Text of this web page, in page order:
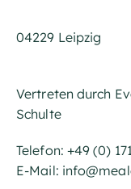
04229 Leipzig
Vertreten durch
Schulte
Telefon: +49 (0)
E-Mail: